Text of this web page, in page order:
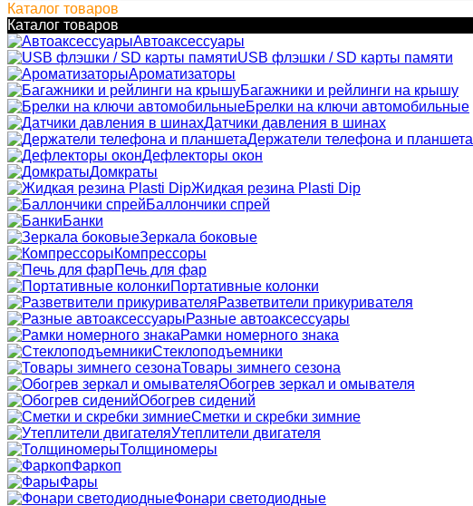
Каталог товаров
Каталог товаров
Автоаксессуары
USB флэшки / SD карты памяти
Ароматизаторы
Багажники и рейлинги на крышу
Брелки на ключи автомобильные
Датчики давления в шинах
Держатели телефона и планшета
Дефлекторы окон
Домкраты
Жидкая резина Plasti Dip
Баллончики спрей
Банки
Зеркала боковые
Компрессоры
Печь для фар
Портативные колонки
Разветвители прикуривателя
Разные автоаксессуары
Рамки номерного знака
Стеклоподъемники
Товары зимнего сезона
Обогрев зеркал и омывателя
Обогрев сидений
Сметки и скребки зимние
Утеплители двигателя
Толщиномеры
Фаркоп
Фары
Фонари светодиодные